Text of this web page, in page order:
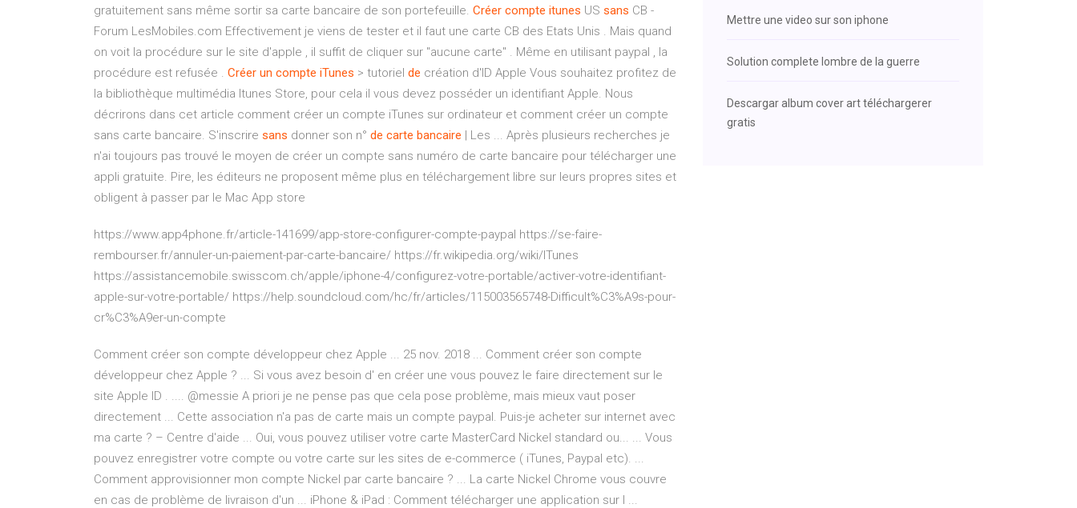
gratuitement sans même sortir sa carte bancaire de son portefeuille. Créer compte itunes US sans CB -
Forum LesMobiles.com Effectivement je viens de tester et il faut une carte CB des Etats Unis . Mais quand
on voit la procédure sur le site d'apple , il suffit de cliquer sur "aucune carte" . Même en utilisant paypal , la
procédure est refusée . Créer un compte iTunes > tutoriel de création d'ID Apple Vous souhaitez profitez de
la bibliothèque multimédia Itunes Store, pour cela il vous devez posséder un identifiant Apple. Nous
décrirons dans cet article comment créer un compte iTunes sur ordinateur et comment créer un compte
sans carte bancaire. S'inscrire sans donner son n° de carte bancaire | Les ... Après plusieurs recherches je
n'ai toujours pas trouvé le moyen de créer un compte sans numéro de carte bancaire pour télécharger une
appli gratuite. Pire, les éditeurs ne proposent même plus en téléchargement libre sur leurs propres sites et
obligent à passer par le Mac App store
https://www.app4phone.fr/article-141699/app-store-configurer-compte-paypal https://se-faire-
rembourser.fr/annuler-un-paiement-par-carte-bancaire/ https://fr.wikipedia.org/wiki/ITunes
https://assistancemobile.swisscom.ch/apple/iphone-4/configurez-votre-portable/activer-votre-identifiant-
apple-sur-votre-portable/ https://help.soundcloud.com/hc/fr/articles/115003565748-Difficult%C3%A9s-pour-
cr%C3%A9er-un-compte
Comment créer son compte développeur chez Apple ... 25 nov. 2018 ... Comment créer son compte
développeur chez Apple ? ... Si vous avez besoin d' en créer une vous pouvez le faire directement sur le
site Apple ID . .... @messie A priori je ne pense pas que cela pose problème, mais mieux vaut poser
directement ... Cette association n'a pas de carte mais un compte paypal. Puis-je acheter sur internet avec
ma carte ? – Centre d'aide ... Oui, vous pouvez utiliser votre carte MasterCard Nickel standard ou... ... Vous
pouvez enregistrer votre compte ou votre carte sur les sites de e-commerce ( iTunes, Paypal etc). ...
Comment approvisionner mon compte Nickel par carte bancaire ? ... La carte Nickel Chrome vous couvre
en cas de problème de livraison d'un ... iPhone & iPad : Comment télécharger une application sur l ...
Mettre une video sur son iphone
Solution complete lombre de la guerre
Descargar album cover art téléchargerer
gratis